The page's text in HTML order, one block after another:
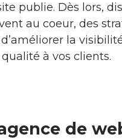
publie. Dès lors,
au coeur, des
la
à vos clients.
de